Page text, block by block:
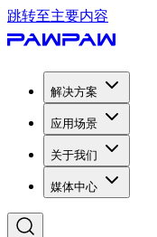
跳转至主要内容
解决方案
应用场景
关于我们
媒体中心